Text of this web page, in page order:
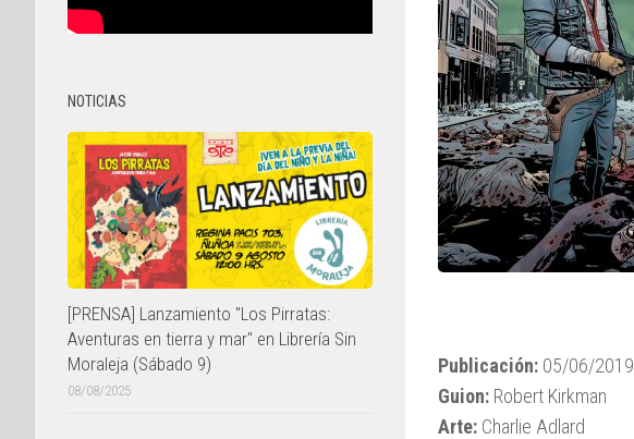
Publicación: 05/06/2019
Guion: Robert Kirkman
Arte: Charlie Adlard
NOTICIAS
[PRENSA] Lanzamiento "Los Pirratas:
Aventuras en tierra y mar" en Librería Sin
Moraleja (Sábado 9)
08/08/2025